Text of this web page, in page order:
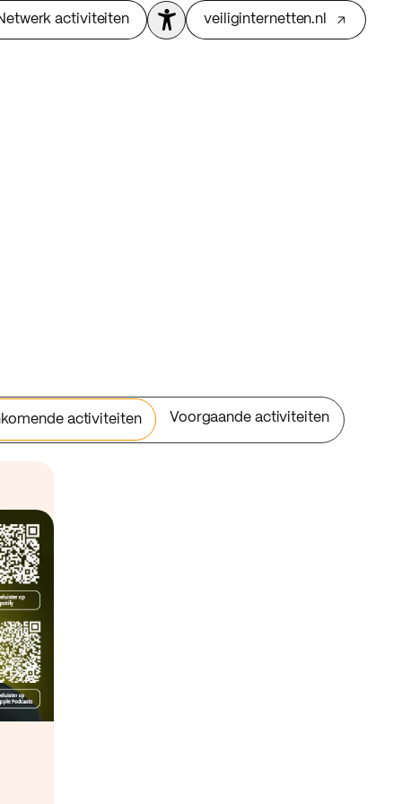
activiteiten veiliginternetten.nl
activiteiten Voorgaande activiteiten